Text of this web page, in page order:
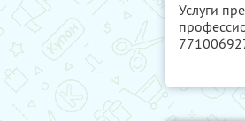
Услуги